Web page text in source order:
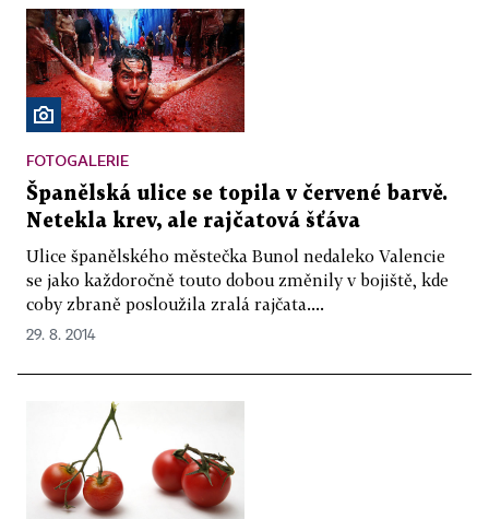
FOTOGALERIE
Španělská ulice se topila v červené barvě.
Netekla krev, ale rajčatová šťáva
Ulice španělského městečka Bunol nedaleko Valencie
se jako každoročně touto dobou změnily v bojiště, kde
coby zbraně posloužila zralá rajčata....
29. 8. 2014